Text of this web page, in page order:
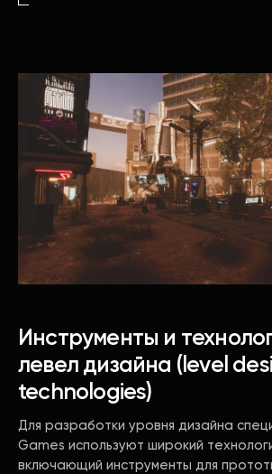
Инструменты и
левел дизайна (level
technologies)
Для разработки уровня дизайна
Games используют широкий
включающий инструменты для